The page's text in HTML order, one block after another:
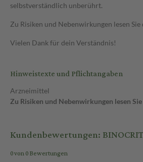
selbstverständlich unberührt.
Zu Risiken und Nebenwirkungen lesen
Vielen Dank für dein Verständnis!
Hinweistexte und Pflichtangaben
Arzneimittel
Zu Risiken und Nebenwirkungen lesen
Kundenbewertungen:
0 von 0 Bewertungen